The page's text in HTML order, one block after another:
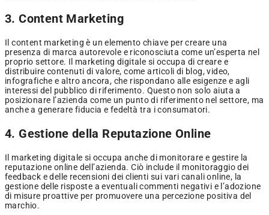
3. Content Marketing
Il content marketing è un elemento chiave per creare una
presenza di marca autorevole e riconosciuta come un’esperta nel
proprio settore. Il marketing digitale si occupa di creare e
distribuire contenuti di valore, come articoli di blog, video,
infografiche e altro ancora, che rispondano alle esigenze e agli
interessi del pubblico di riferimento. Questo non solo aiuta a
posizionare l’azienda come un punto di riferimento nel settore, ma
anche a generare fiducia e fedeltà tra i consumatori.
4. Gestione della Reputazione Online
Il marketing digitale si occupa anche di monitorare e gestire la
reputazione online dell’azienda. Ciò include il monitoraggio dei
feedback e delle recensioni dei clienti sui vari canali online, la
gestione delle risposte a eventuali commenti negativi e l’adozione
di misure proattive per promuovere una percezione positiva del
marchio.